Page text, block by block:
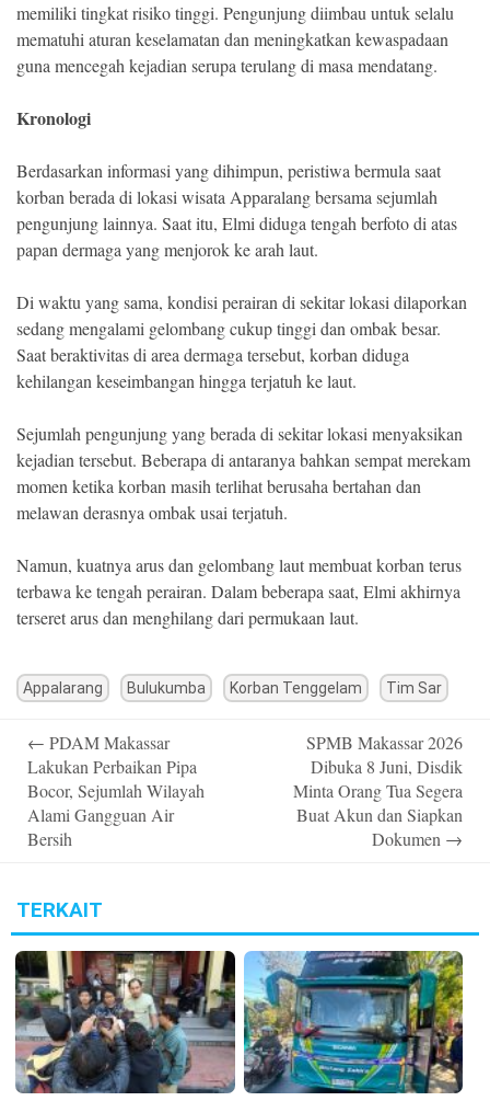
memiliki tingkat risiko tinggi. Pengunjung diimbau untuk selalu
mematuhi aturan keselamatan dan meningkatkan kewaspadaan
guna mencegah kejadian serupa terulang di masa mendatang.
Kronologi
Berdasarkan informasi yang dihimpun, peristiwa bermula saat
korban berada di lokasi wisata Apparalang bersama sejumlah
pengunjung lainnya. Saat itu, Elmi diduga tengah berfoto di atas
papan dermaga yang menjorok ke arah laut.
Di waktu yang sama, kondisi perairan di sekitar lokasi dilaporkan
sedang mengalami gelombang cukup tinggi dan ombak besar.
Saat beraktivitas di area dermaga tersebut, korban diduga
kehilangan keseimbangan hingga terjatuh ke laut.
Sejumlah pengunjung yang berada di sekitar lokasi menyaksikan
kejadian tersebut. Beberapa di antaranya bahkan sempat merekam
momen ketika korban masih terlihat berusaha bertahan dan
melawan derasnya ombak usai terjatuh.
Namun, kuatnya arus dan gelombang laut membuat korban terus
terbawa ke tengah perairan. Dalam beberapa saat, Elmi akhirnya
terseret arus dan menghilang dari permukaan laut.
Appalarang Bulukumba Korban Tenggelam Tim Sar
navigation
← PDAM Makassar
Lakukan Perbaikan Pipa
Bocor, Sejumlah Wilayah
Alami Gangguan Air
Bersih
SPMB Makassar 2026
Dibuka 8 Juni, Disdik
Minta Orang Tua Segera
Buat Akun dan Siapkan
Dokumen →
TERKAIT